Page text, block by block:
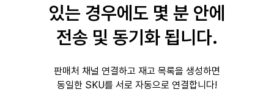
있는 경우에도 몇 분 안에
전송 및 동기화 됩니다.
판매처 채널 연결하고 재고 목록을 생성하면
동일한 SKU를 서로 자동으로 연결합니다!